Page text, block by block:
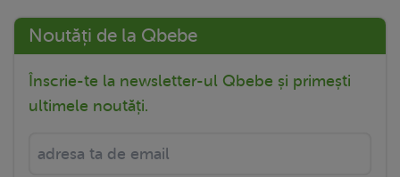
Noutăți de la Qbebe
Înscrie-te la newsletter-ul Qbebe și primești
ultimele noutăți.